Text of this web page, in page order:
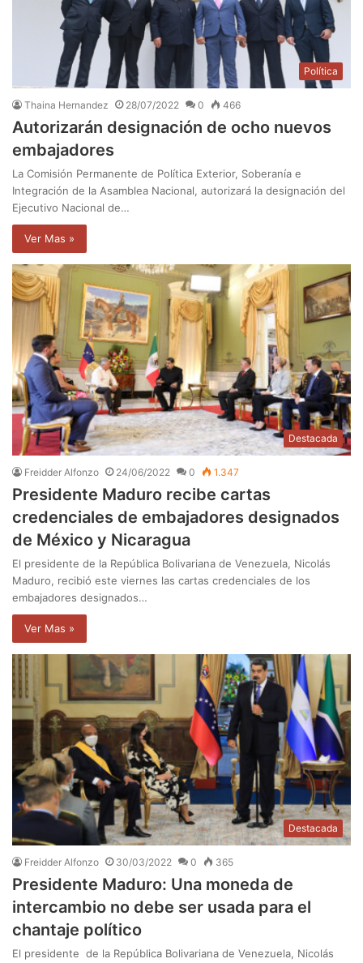
Política
Thaina Hernandez 28/07/2022 0 466
Autorizarán designación de ocho nuevos
embajadores
La Comisión Permanente de Política Exterior, Soberanía e
Integración de la Asamblea Nacional, autorizará la designación del
Ejecutivo Nacional de…
Ver Mas »
Destacada
Freidder Alfonzo 24/06/2022 0 1.347
Presidente Maduro recibe cartas
credenciales de embajadores designados
de México y Nicaragua
El presidente de la República Bolivariana de Venezuela, Nicolás
Maduro, recibió este viernes las cartas credenciales de los
embajadores designados…
Ver Mas »
Destacada
Freidder Alfonzo 30/03/2022 0 365
Presidente Maduro: Una moneda de
intercambio no debe ser usada para el
chantaje político
El presidente de la República Bolivariana de Venezuela, Nicolás